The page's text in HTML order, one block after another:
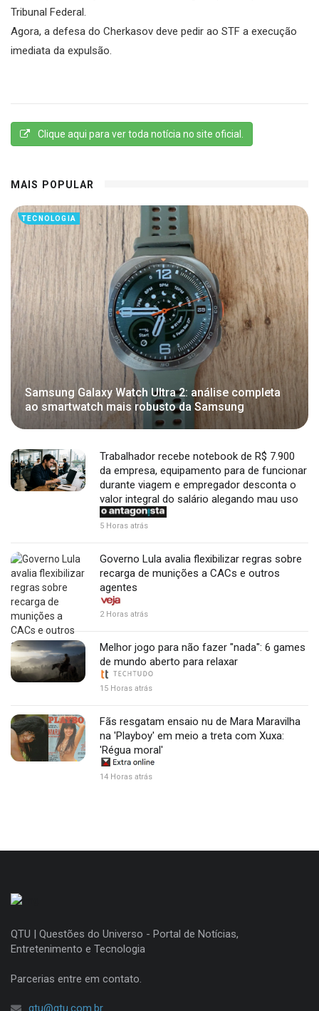
Tribunal Federal.
Agora, a defesa do Cherkasov deve pedir ao STF a execução
imediata da expulsão.
Clique aqui para ver toda notícia no site oficial.
MAIS POPULAR
TECNOLOGIA
Samsung Galaxy Watch Ultra 2: análise completa
ao smartwatch mais robusto da Samsung
Trabalhador recebe notebook de R$ 7.900
da empresa, equipamento para de funcionar
durante viagem e empregador desconta o
valor integral do salário alegando mau uso
5 Horas atrás
Governo Lula avalia flexibilizar regras sobre
recarga de munições a CACs e outros
agentes
2 Horas atrás
Melhor jogo para não fazer "nada": 6 games
de mundo aberto para relaxar
15 Horas atrás
Fãs resgatam ensaio nu de Mara Maravilha
na 'Playboy' em meio a treta com Xuxa:
'Régua moral'
14 Horas atrás
QTU | Questões do Universo - Portal de Notícias,
Entretenimento e Tecnologia
Parcerias entre em contato.
qtu@qtu.com.br